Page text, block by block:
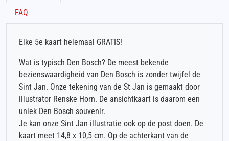
FAQ
Elke 5e kaart helemaal GRATIS!
Wat is typisch Den Bosch? De meest bekende
bezienswaardigheid van Den Bosch is zonder twijfel de
Sint Jan. Onze tekening van de St Jan is gemaakt door
illustrator Renske Horn. De ansichtkaart is daarom een
uniek Den Bosch souvenir.
Je kan onze Sint Jan illustratie ook op de post doen. De
kaart meet 14,8 x 10,5 cm. Op de achterkant van de